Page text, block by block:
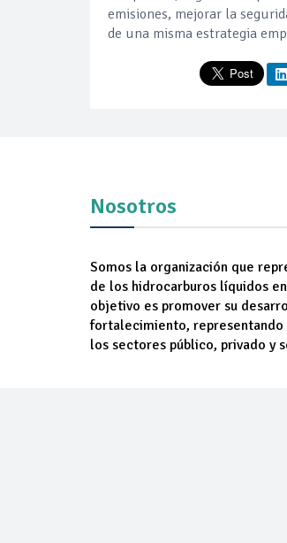
emisiones, mejorar la
de una misma estrategia
Nosotros
Somos la organización que
de los hidrocarburos líquidos
objetivo es promover su
fortalecimiento, representando
los sectores público, privado y